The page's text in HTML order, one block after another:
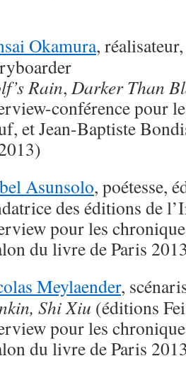
Okamura,
Rain, Darker Than
conférence pour
et Jean-Baptiste
Asunsolo, poétesse,
des éditions de
pour les
du livre de Paris
Meylaender,
Shi Xiu (éditions
pour les
du livre de Paris